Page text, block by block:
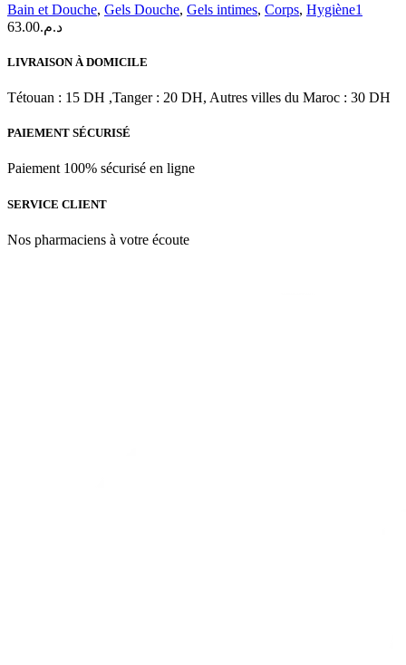
gel
herbal
Lavant
aux
|
Bain et Douche, Gels Douche, Gels intimes, Corps, Hygiène1
د.م.63.00
LIVRAISON À DOMICILE
Tétouan : 15 DH ,Tanger : 20 DH, Autres villes du Maroc : 30 DH
PAIEMENT SÉCURISÉ
Paiement 100% sécurisé en ligne
SERVICE CLIENT
Nos pharmaciens à votre écoute